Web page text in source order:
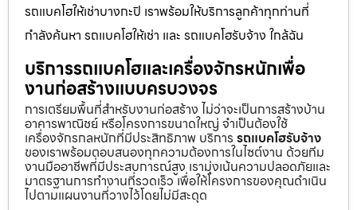
รถแบคโฮให้เช่าบางกะปิ เราพร้อมให้บริการลูกค้าทุกท่านที่
กำลังค้นหา รถแบคโฮให้เช่า และ รถแบคโฮรับจ้าง ใกล้ฉัน
บริการรถแบคโฮและเครื่องจักรหนักเพื่อ
งานก่อสร้างแบบครบวงจร
การเตรียมพื้นที่สำหรับงานก่อสร้าง ไม่ว่าจะเป็นการสร้างบ้าน
อาคารพาณิชย์ หรือโครงการขนาดใหญ่ จำเป็นต้องใช้
เครื่องจักรกลหนักที่มีประสิทธิภาพ บริการ รถแบคโฮรับจ้าง
ของเราพร้อมตอบสนองทุกความต้องการในไซต์งาน ด้วยทีม
งานมืออาชีพที่มีประสบการณ์สูง เรามุ่งเน้นความปลอดภัยและ
มาตรฐานการทำงานที่รวดเร็ว เพื่อให้โครงการของคุณดำเนิน
ไปตามแผนงานที่วางไว้โดยไม่มีสะดุด